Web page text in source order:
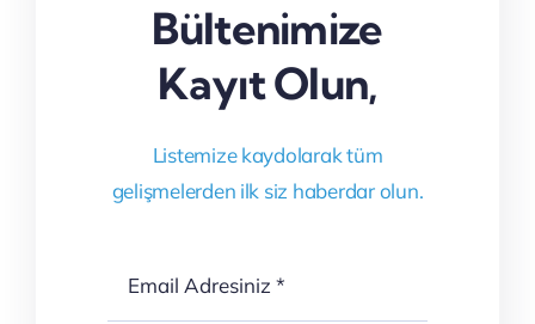
Bültenimize
Kayıt Olun,
Listemize kaydolarak tüm
gelişmelerden ilk siz haberdar olun.